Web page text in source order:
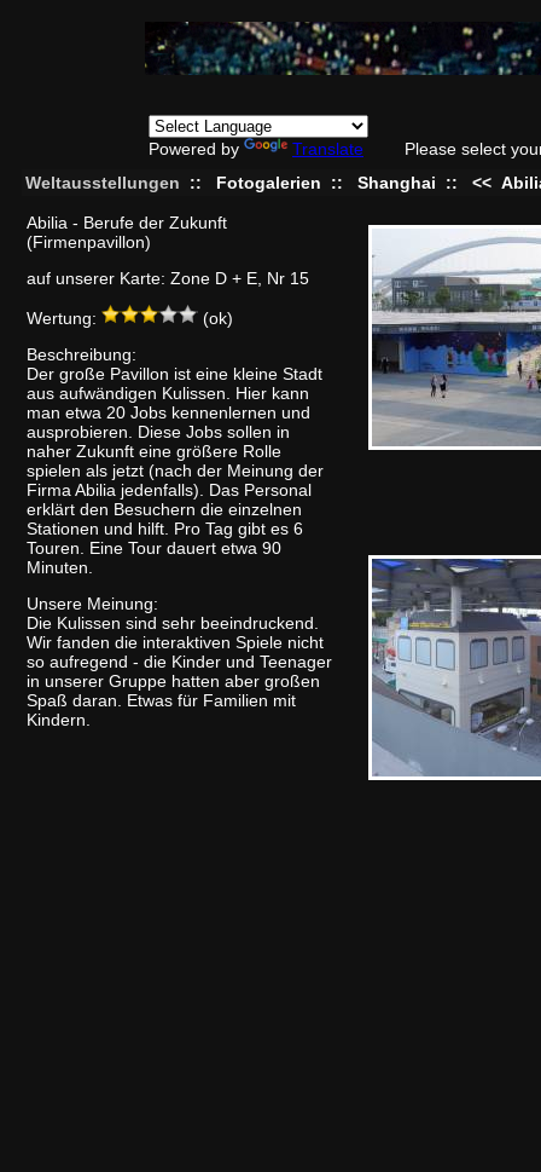
Powered by Translate
Please select
Weltausstellungen
:: Fotogalerien :: Shanghai :: <<
Abilia - Berufe der Zukunft
(Firmenpavillon)
auf unserer Karte: Zone D + E, Nr 15
Wertung:
(ok)
Beschreibung:
Der große Pavillon ist eine kleine Stadt
aus aufwändigen Kulissen. Hier kann
man etwa 20 Jobs kennenlernen und
ausprobieren. Diese Jobs sollen in
naher Zukunft eine größere Rolle
spielen als jetzt (nach der Meinung der
Firma Abilia jedenfalls). Das Personal
erklärt den Besuchern die einzelnen
Stationen und hilft. Pro Tag gibt es 6
Touren. Eine Tour dauert etwa 90
Minuten.
Unsere Meinung:
Die Kulissen sind sehr beeindruckend.
Wir fanden die interaktiven Spiele nicht
so aufregend - die Kinder und Teenager
in unserer Gruppe hatten aber großen
Spaß daran. Etwas für Familien mit
Kindern.